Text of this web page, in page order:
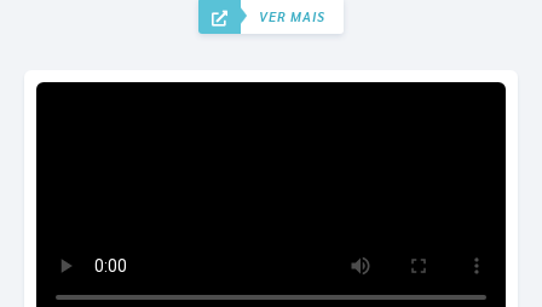
Clique para fazer o download
VER MAIS